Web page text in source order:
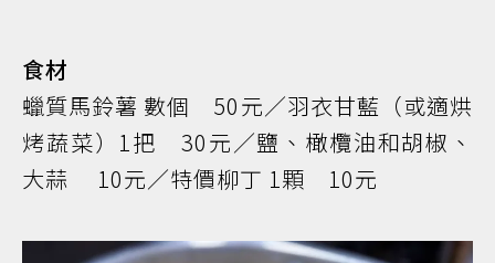
食材
蠟質馬鈴薯 數個 50元／羽衣甘藍（或適烘
烤蔬菜）1把 30元／鹽、橄欖油和胡椒、
大蒜 10元／特價柳丁 1顆 10元